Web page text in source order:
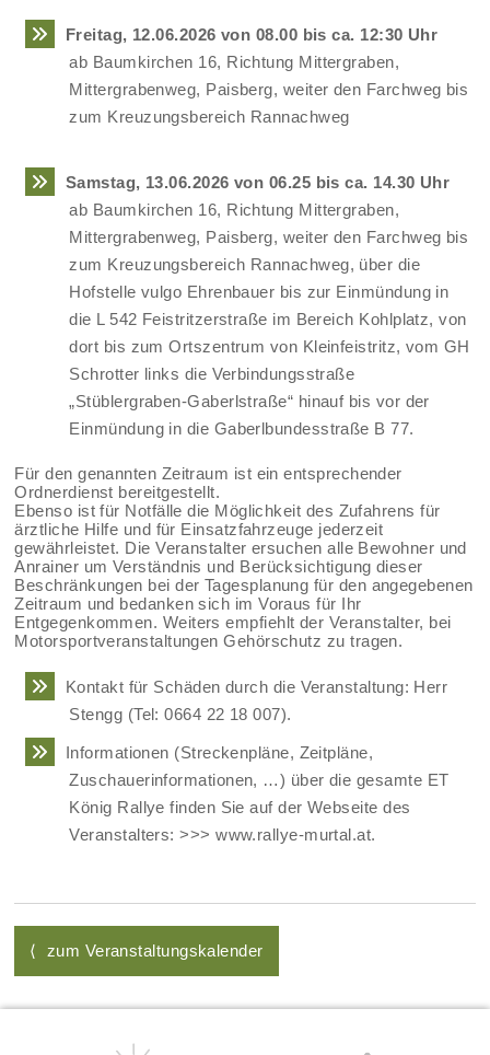
Freitag, 12.06.2026 von 08.00 bis ca. 12:30 Uhr
ab Baumkirchen 16, Richtung Mittergraben,
Mittergrabenweg, Paisberg, weiter den Farchweg bis
zum Kreuzungsbereich Rannachweg
Samstag, 13.06.2026 von 06.25 bis ca. 14.30 Uhr
ab Baumkirchen 16, Richtung Mittergraben,
Mittergrabenweg, Paisberg, weiter den Farchweg bis
zum Kreuzungsbereich Rannachweg, über die
Hofstelle vulgo Ehrenbauer bis zur Einmündung in
die L 542 Feistritzerstraße im Bereich Kohlplatz, von
dort bis zum Ortszentrum von Kleinfeistritz, vom GH
Schrotter links die Verbindungsstraße
„Stüblergraben-Gaberlstraße“ hinauf bis vor der
Einmündung in die Gaberlbundesstraße B 77.
Für den genannten Zeitraum ist ein entsprechender
Ordnerdienst bereitgestellt.
Ebenso ist für Notfälle die Möglichkeit des Zufahrens für
ärztliche Hilfe und für Einsatzfahrzeuge jederzeit
gewährleistet. Die Veranstalter ersuchen alle Bewohner und
Anrainer um Verständnis und Berücksichtigung dieser
Beschränkungen bei der Tagesplanung für den angegebenen
Zeitraum und bedanken sich im Voraus für Ihr
Entgegenkommen. Weiters empfiehlt der Veranstalter, bei
Motorsportveranstaltungen Gehörschutz zu tragen.
Kontakt für Schäden durch die Veranstaltung: Herr
Stengg (Tel: 0664 22 18 007).
Informationen (Streckenpläne, Zeitpläne,
Zuschauerinformationen, …) über die gesamte ET
König Rallye finden Sie auf der Webseite des
Veranstalters: >>> www.rallye-murtal.at.
⟨ zum Veranstaltungskalender